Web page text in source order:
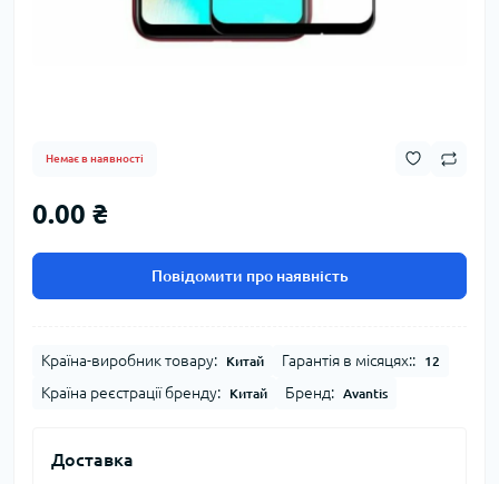
Немає в наявності
0.00 ₴
Повідомити про наявність
Країна-виробник товару: Китай Гарантія в місяцях:: 12
Країна реєстрації бренду: Китай Бренд: Avantis
Доставка